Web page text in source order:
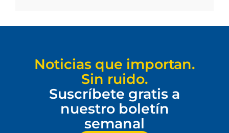
Noticias que importan.
Sin ruido.
Suscríbete gratis a
nuestro boletín
semanal